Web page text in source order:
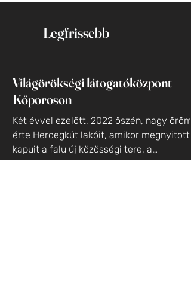
Legfrissebb
Világörökségi látogatóközpont
Kőporoson
Két évvel ezelőtt, 2022 őszén, nagy öröm
érte Hercegkút lakóit, amikor megnyitotta
kapuit a falu új közösségi tere, a
Világörökségi...